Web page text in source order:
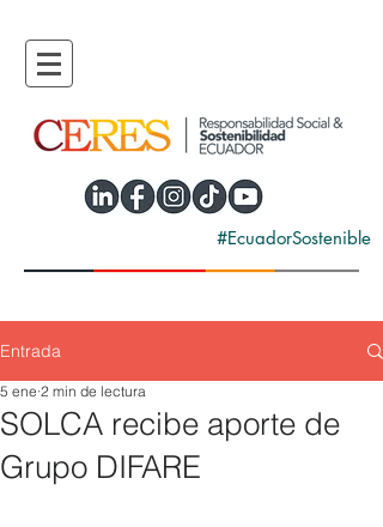
#EcuadorSostenible
Entrada
SOLCA recibe aporte de
Grupo DIFARE
5 ene 2 min de lectura